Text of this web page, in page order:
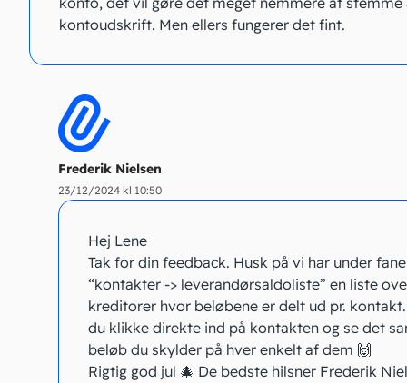
kontoudskrift. Men ellers fungerer det fint.
Frederik Nielsen
23/12/2024 kl 10:50
Hej Lene
Tak for din feedback. Husk på vi har under
“kontakter -> leverandørsaldoliste” en liste
kreditorer hvor beløbene er delt ud pr.
du klikke direkte ind på kontakten og se det
beløb du skylder på hver enkelt af dem 🙌
Rigtig god jul 🎄 De bedste hilsner Frederik